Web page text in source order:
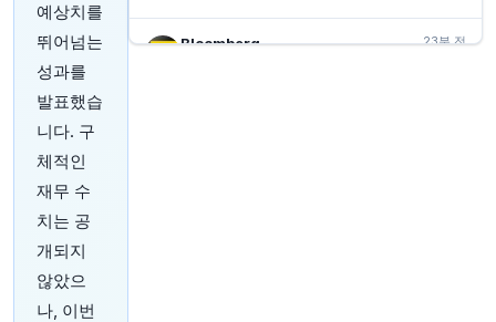
예상치를
뛰어넘는
성과를
발표했습
니다. 구
체적인
재무 수
치는 공
개되지
않았으
나, 이번
Bloomberg 23분 전